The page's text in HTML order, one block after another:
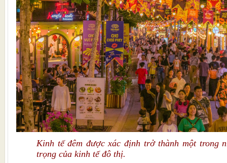
Kinh tế đêm được xác định trở thành một trong
trọng của kinh tế đô thị.